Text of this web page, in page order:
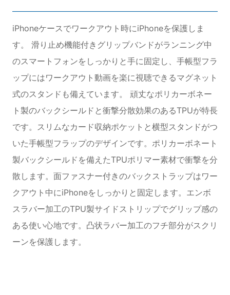
iPhoneケースでワークアウト時にiPhoneを保護しま
す。 滑り止め機能付きグリップバンドがランニング中
のスマートフォンをしっかりと手に固定し、手帳型フラ
ップにはワークアウト動画を楽に視聴できるマグネット
式のスタンドも備えています。 頑丈なポリカーボネー
ト製のバックシールドと衝撃分散効果のあるTPUが特長
です。スリムなカード収納ポケットと横型スタンドがつ
いた手帳型フラップのデザインです。ポリカーボネート
製バックシールドを備えたTPUポリマー素材で衝撃を分
散します。面ファスナー付きのバックストラップはワー
クアウト中にiPhoneをしっかりと固定します。エンボ
スラバー加工のTPU製サイドストリップでグリップ感の
ある使い心地です。凸状ラバー加工のフチ部分がスクリ
ーンを保護します。